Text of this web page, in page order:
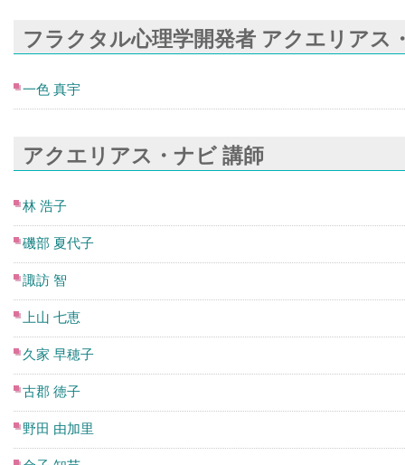
フラクタル心理学開発者 アクエリアス
一色 真宇
アクエリアス・ナビ 講師
林 浩子
磯部 夏代子
諏訪 智
上山 七恵
久家 早穂子
古郡 徳子
野田 由加里